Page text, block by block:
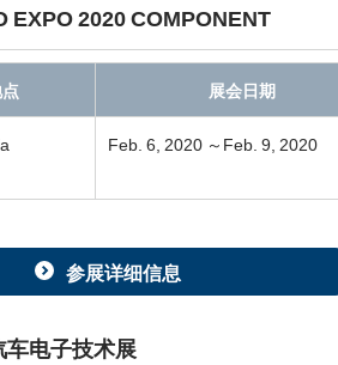
EXPO 2020 COMPONENT
展会日期
Feb. 6, 2020 ～Feb. 9, 2020
参展详细信息
电子技术展